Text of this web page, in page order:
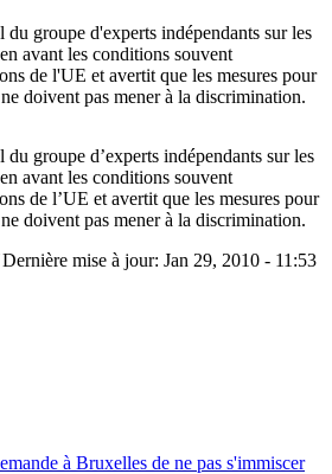
groupe d'experts indépendants sur les
avant les conditions souvent
de l'UE et avertit que les mesures pour
doivent pas mener à la discrimination.
groupe d’experts indépendants sur les
avant les conditions souvent
de l’UE et avertit que les mesures pour
doivent pas mener à la discrimination.
Dernière mise à jour: Jan 29, 2010 - 11:53
à Bruxelles de ne pas s'immiscer